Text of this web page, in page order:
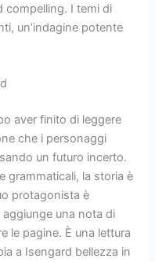
compelling. I temi di
un’indagine potente
aver finito di leggere
che i personaggi
un futuro incerto.
grammaticali, la storia è
protagonista è
una nota di
le pagine. È una lettura
a Isengard bellezza in